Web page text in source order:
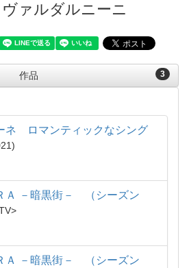
ァルダルニーニ
3
作品
ネ ロマンティックなシング
Ａ －暗黒街－ （シーズン
Ａ －暗黒街－ （シーズン